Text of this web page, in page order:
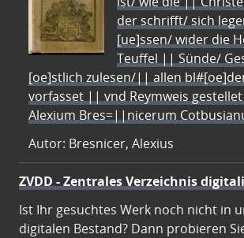
der schrifft/ sich
[ue]ssen/ wider die
Teuffel || Sünde/
[oe]stlich zulesen/|| allen
vorfasset || vnd Reymweis
Alexium Bres=||nicerum
Autor: Bresnicer, Alexius
ZVDD - Zentrales Verzeichnis
Ist Ihr gesuchtes Werk noch nicht in
digitalen Bestand? Dann probieren